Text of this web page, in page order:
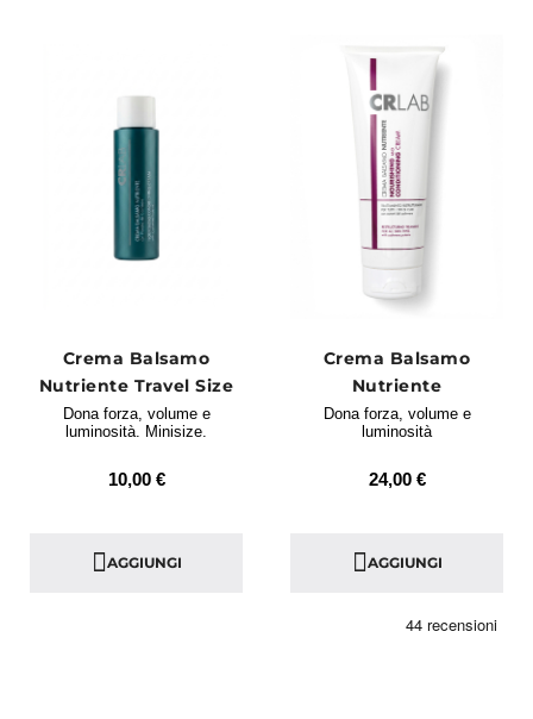
Crema Balsamo
Nutriente Travel Size
Dona forza, volume e
luminosità. Minisize.
10,00 €
AGGIUNGI
Crema Balsamo
Nutriente
Dona forza, volume e
luminosità
24,00 €
AGGIUNGI